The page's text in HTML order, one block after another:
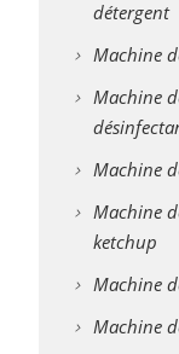
détergent
Machine
Machine
Machine
Machine
ketchup
Machine
Machine